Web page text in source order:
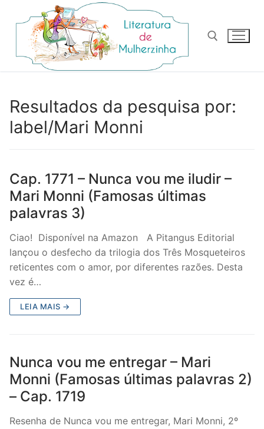
para
conteúdo
Resultados da pesquisa por:
label/Mari Monni
Cap. 1771 – Nunca vou me iludir –
Mari Monni (Famosas últimas
palavras 3)
Ciao! Disponível na Amazon A Pitangus Editorial
lançou o desfecho da trilogia dos Três Mosqueteiros
reticentes com o amor, por diferentes razões. Desta
vez é…
LEIA MAIS →
Nunca vou me entregar – Mari
Monni (Famosas últimas palavras 2)
– Cap. 1719
Resenha de Nunca vou me entregar, Mari Monni, 2º